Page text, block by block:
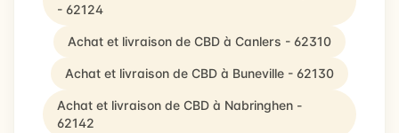
- 62124
Achat et livraison de CBD à Canlers - 62310
Achat et livraison de CBD à Buneville - 62130
Achat et livraison de CBD à Nabringhen -
62142